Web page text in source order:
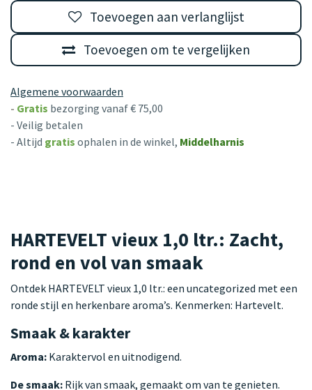
Toevoegen om te vergelijken
Toevoegen aan verlanglijst
Algemene voorwaarden
- Gratis bezorging vanaf € 75,00
- Veilig betalen
- Altijd gratis ophalen in de winkel, Middelharnis
HARTEVELT vieux 1,0 ltr.: Zacht,
rond en vol van smaak
Ontdek HARTEVELT vieux 1,0 ltr.: een uncategorized met een
ronde stijl en herkenbare aroma’s. Kenmerken: Hartevelt.
Smaak & karakter
Aroma: Karaktervol en uitnodigend.
De smaak: Rijk van smaak, gemaakt om van te genieten.